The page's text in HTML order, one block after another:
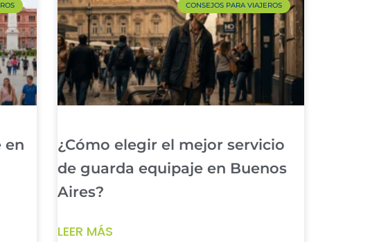
en
CONSEJOS PARA VIAJEROS
¿Cómo elegir el mejor servicio
de guarda equipaje en Buenos
Aires?
LEER MÁS